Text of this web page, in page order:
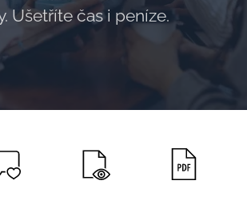
Ušetříte čas i peníze.